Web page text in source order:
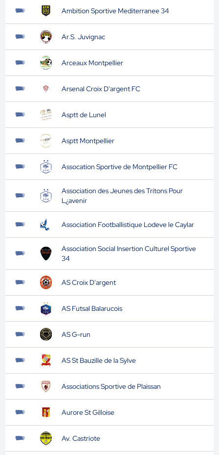
Ambition Sportive Mediterranee 34
Ar.S. Juvignac
Arceaux Montpellier
Arsenal Croix D'argent FC
Asptt de Lunel
Asptt Montpellier
Assocation Sportive de Montpellier FC
Association des Jeunes des Tritons Pour
L¿avenir
Association Footballistique Lodeve le Caylar
Association Social Insertion Culturel Sportive
34
AS Croix D'argent
AS Futsal Balarucois
AS G-run
AS St Bauzille de la Sylve
Associations Sportive de Plaissan
Aurore St Gilloise
Av. Castriote